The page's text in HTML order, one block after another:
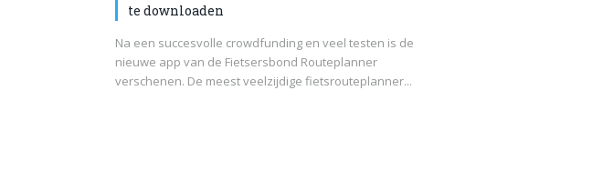
te downloaden
Na een succesvolle crowdfunding en veel testen is de
nieuwe app van de Fietsersbond Routeplanner
verschenen. De meest veelzijdige fietsrouteplanner...